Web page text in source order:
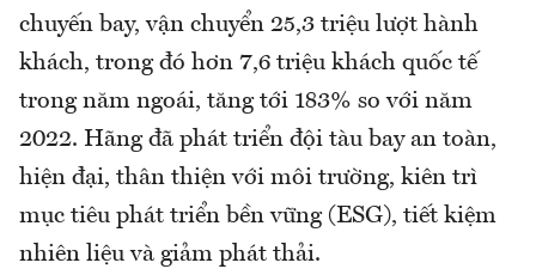
chuyến bay, vận chuyển 25,3 triệu lượt hành
khách, trong đó hơn 7,6 triệu khách quốc tế
trong năm ngoái, tăng tới 183% so với năm
2022. Hãng đã phát triển đội tàu bay an toàn,
hiện đại, thân thiện với môi trường, kiên trì
mục tiêu phát triển bền vững (ESG), tiết kiệm
nhiên liệu và giảm phát thải.